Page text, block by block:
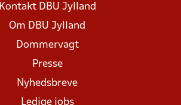
Kontakt DBU Jylland
Om DBU Jylland
Dommervagt
Presse
Nyhedsbreve
Ledige jobs